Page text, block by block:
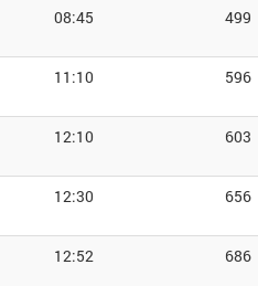
08:45 499
11:10 596
12:10 603
12:30 656
12:52 686